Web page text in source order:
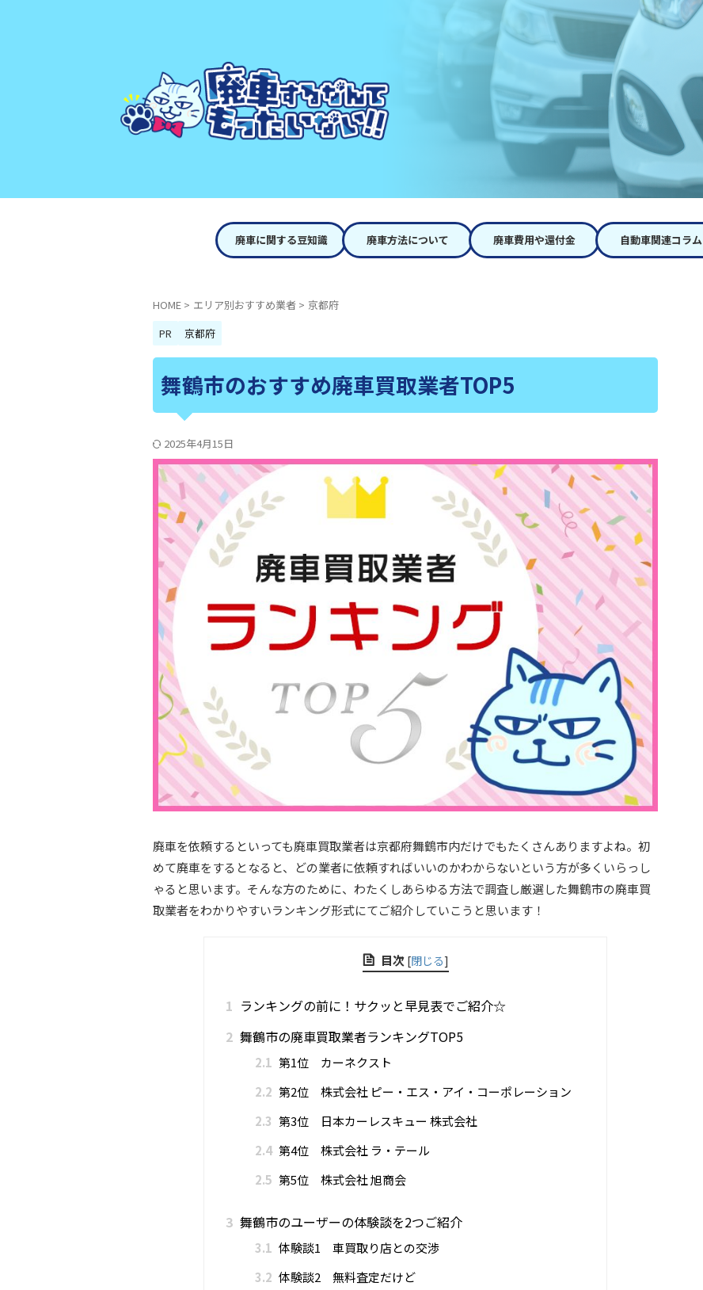
廃車に関する豆知識 廃車方法について 廃車費用や還付金 自動車関連コラム
HOME > エリア別おすすめ業者 > 京都府
PR
京都府
舞鶴市のおすすめ廃車買取業者TOP5
2025年4月15日
廃車を依頼するといっても廃車買取業者は京都府舞鶴市内だけでもたくさんありますよね。初
めて廃車をするとなると、どの業者に依頼すればいいのかわからないという方が多くいらっし
ゃると思います。そんな方のために、わたくしあらゆる方法で調査し厳選した舞鶴市の廃車買
取業者をわかりやすいランキング形式にてご紹介していこうと思います！
目次 [閉じる]
1 ランキングの前に！サクッと早見表でご紹介☆
2 舞鶴市の廃車買取業者ランキングTOP5
2.1 第1位 カーネクスト
2.2 第2位 株式会社 ピー・エス・アイ・コーポレーション
2.3 第3位 日本カーレスキュー 株式会社
2.4 第4位 株式会社 ラ・テール
2.5 第5位 株式会社 旭商会
3 舞鶴市のユーザーの体験談を2つご紹介
3.1 体験談1 車買取り店との交渉
3.2 体験談2 無料査定だけど